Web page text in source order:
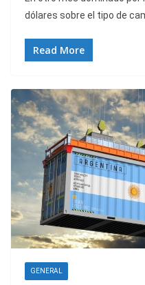
dólares sobre el tipo de
Read More
GENERAL